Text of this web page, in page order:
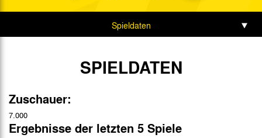
Spieldaten
SPIELDATEN
Zuschauer:
7.000
Ergebnisse der letzten 5 Spiele